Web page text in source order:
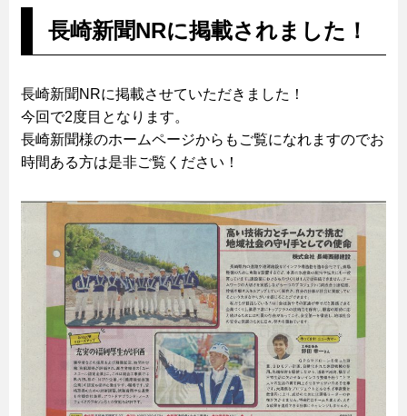
長崎新聞NRに掲載されました！
長崎新聞NRに掲載させていただきました！
今回で2度目となります。
長崎新聞様のホームページからもご覧になれますのでお
時間ある方は是非ご覧ください！